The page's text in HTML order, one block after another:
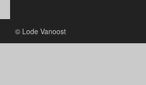
© Lode Vanoost